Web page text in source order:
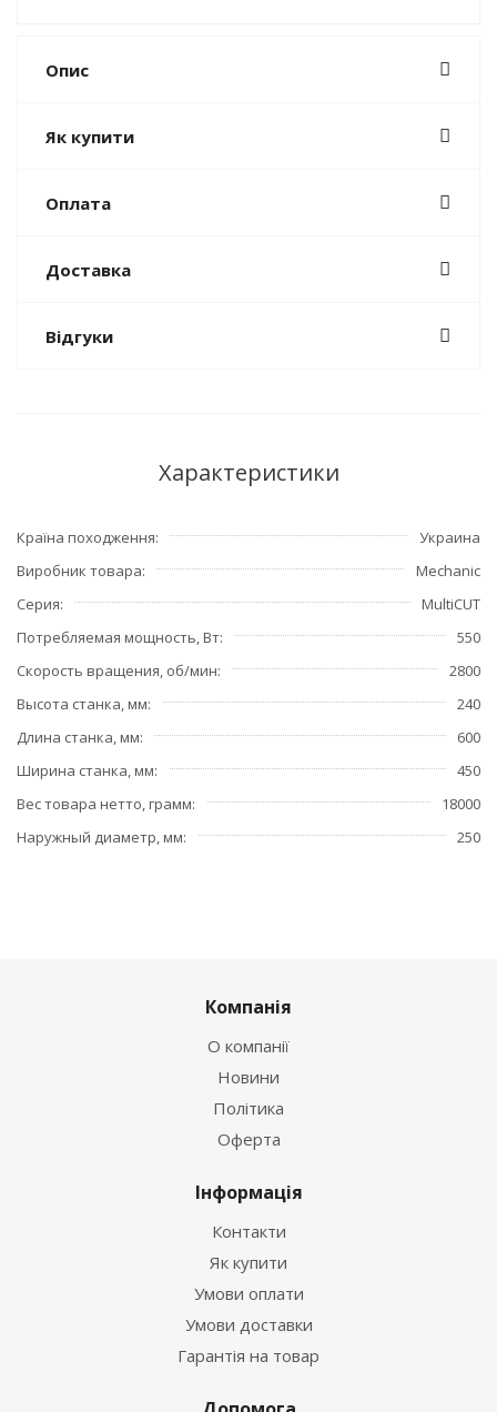
Опис
Як купити
Оплата
Доставка
Відгуки
Характеристики
Країна походження
Украина
Виробник товара
Mechanic
Серия
MultiCUT
Потребляемая мощность, Вт
550
Скорость вращения, об/мин
2800
Высота станка, мм
240
Длина станка, мм
600
Ширина станка, мм
450
Вес товара нетто, грамм
18000
Наружный диаметр, мм
250
Компанія
О компанії
Новини
Політика
Оферта
Інформація
Контакти
Як купити
Умови оплати
Умови доставки
Гарантія на товар